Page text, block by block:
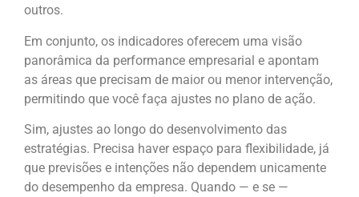
outros.
Em conjunto, os indicadores oferecem uma visão
panorâmica da performance empresarial e apontam
as áreas que precisam de maior ou menor intervenção,
permitindo que você faça ajustes no plano de ação.
Sim, ajustes ao longo do desenvolvimento das
estratégias. Precisa haver espaço para flexibilidade, já
que previsões e intenções não dependem unicamente
do desempenho da empresa. Quando — e se —